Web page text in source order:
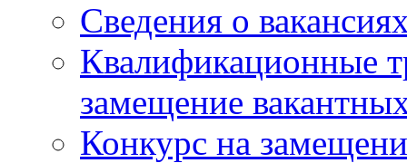
Сведения о
Квалификационные
замещение
Конкурс на